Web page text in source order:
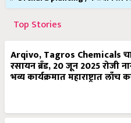
Top Stories
Arqivo, Tagros Chemicals
रसायन ब्रँड, 20 जून 2025 रोजी
भव्य कार्यक्रमात महाराष्ट्रात